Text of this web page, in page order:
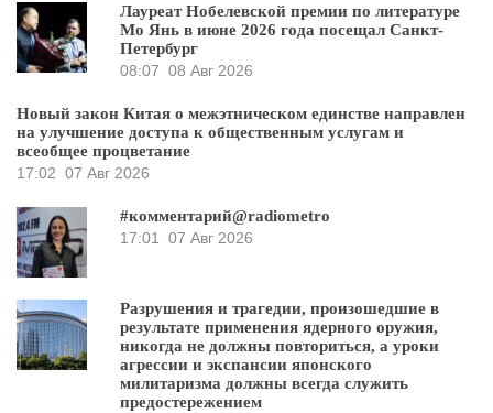
Лауреат Нобелевской премии по литературе
Мо Янь в июне 2026 года посещал Санкт-
Петербург
08:07 08 Авг 2026
Новый закон Китая о межэтническом единстве направлен
на улучшение доступа к общественным услугам и
всеобщее процветание
17:02 07 Авг 2026
#комментарий@radiometro
17:01
07 Авг 2026
Разрушения и трагедии, произошедшие в
результате применения ядерного оружия,
никогда не должны повториться, а уроки
агрессии и экспансии японского
милитаризма должны всегда служить
предостережением